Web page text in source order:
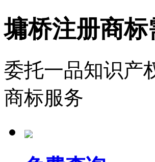
墉桥注册商
委托一品知识产
商标服务